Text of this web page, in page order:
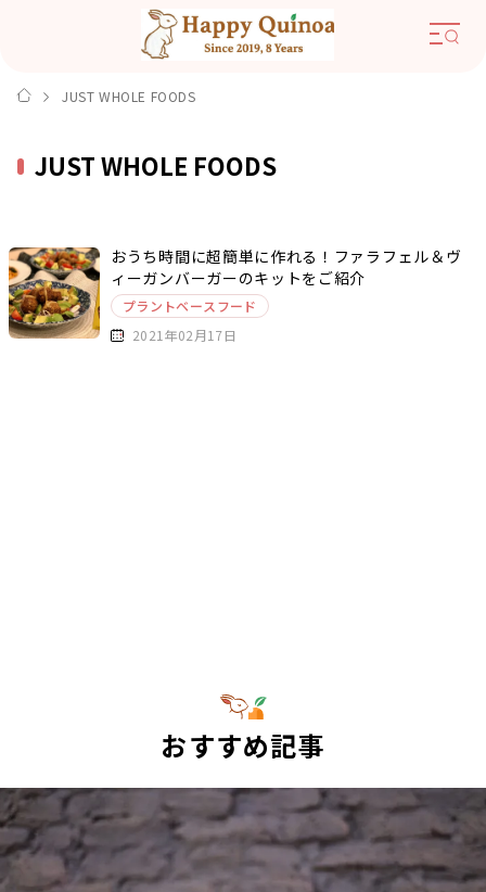
JUST WHOLE FOODS
JUST WHOLE FOODS
おうち時間に超簡単に作れる！ファラフェル＆ヴ
ィーガンバーガーのキットをご紹介
プラントベースフード
2021年02月17日
おすすめ記事